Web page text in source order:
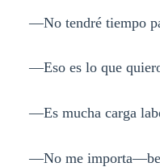
—No tendré tiempo
—Eso es lo que
—Es mucha carga
—No me